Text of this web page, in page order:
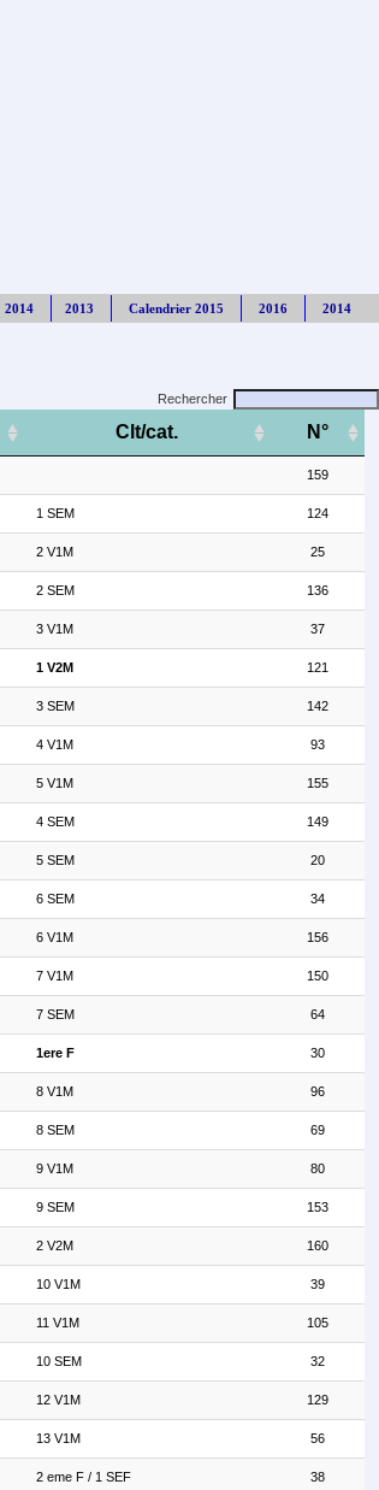
2014 2013 Calendrier 2015 2016 2014
Rechercher
Clt/cat. N°
159
1 SEM 124
2 V1M 25
2 SEM 136
3 V1M 37
1 V2M 121
3 SEM 142
4 V1M 93
5 V1M 155
4 SEM 149
5 SEM 20
6 SEM 34
6 V1M 156
7 V1M 150
7 SEM 64
1ere F 30
8 V1M 96
8 SEM 69
9 V1M 80
9 SEM 153
2 V2M 160
10 V1M 39
11 V1M 105
10 SEM 32
12 V1M 129
13 V1M 56
2 eme F / 1 SEF 38